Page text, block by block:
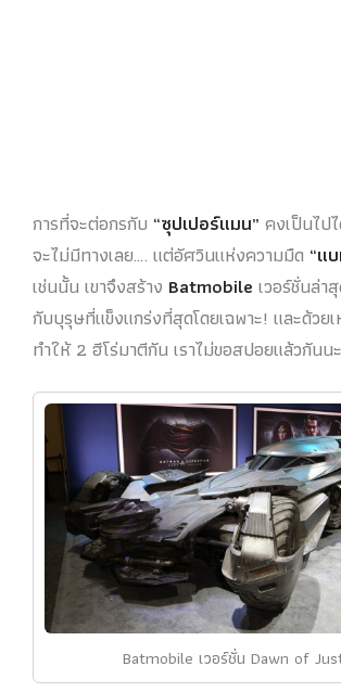
การที่จะต่อกรกับ “ซุปเปอร์แมน” คงเป็นไป
จะไม่มีทางเลย…. แต่อัศวินแห่งความมืด “แ
เช่นนั้น เขาจึงสร้าง Batmobile เวอร์ชั่นล่า
กับบุรุษที่แข็งแกร่งที่สุดโดยเฉพาะ! และด้วย
ทำให้ 2 ฮีโร่มาตีกัน เราไม่ขอสปอยแล้วกันน
Batmobile เวอร์ชั่น Dawn of